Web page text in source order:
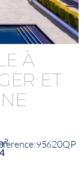
4
95620QP